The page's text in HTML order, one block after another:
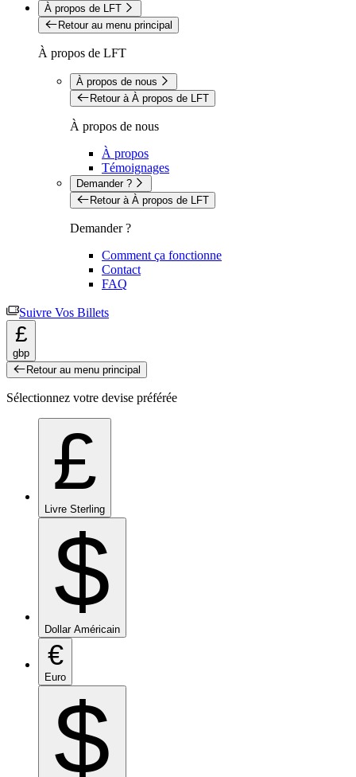
À propos de LFT
Retour au menu principal
À propos de LFT
À propos de nous
Retour à À propos de LFT
À propos de nous
À propos
Témoignages
Demander ?
Retour à À propos de LFT
Demander ?
Comment ça fonctionne
Contact
FAQ
Suivre Vos Billets
£
gbp
Retour au menu principal
Sélectionnez votre devise préférée
£
Livre Sterling
$
Dollar Américain
€
Euro
$